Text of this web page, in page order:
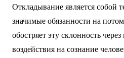
Откладывание является собой
значимые обязанности на
обостряет эту склонность
воздействия на сознание